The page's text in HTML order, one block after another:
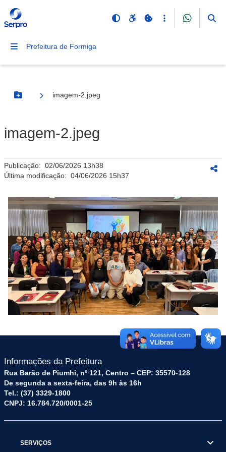
Prefeitura de Formiga
Botão Menu
imagem-2.jpeg
imagem-2.jpeg
Publicação: 02/06/2026 13h38
Última modificação: 04/06/2026 15h37
Informações da Prefeitura
Rua Barão de Piumhi, nº 121, Centro – CEP: 35570-128
De segunda a sexta-feira, das 9h às 16h
Tel.: (37) 3329-1800
CNPJ: 16.784.720/0001-25
SERVIÇOS